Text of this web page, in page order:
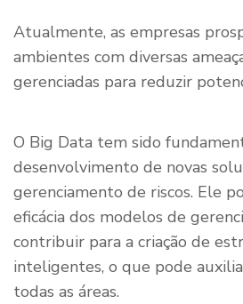
Atualmente, as empresas
ambientes com diversas
gerenciadas para reduzir
O Big Data tem sido
desenvolvimento de novas
gerenciamento de riscos. Ele
eficácia dos modelos de
contribuir para a criação de
inteligentes, o que pode
todas as áreas.